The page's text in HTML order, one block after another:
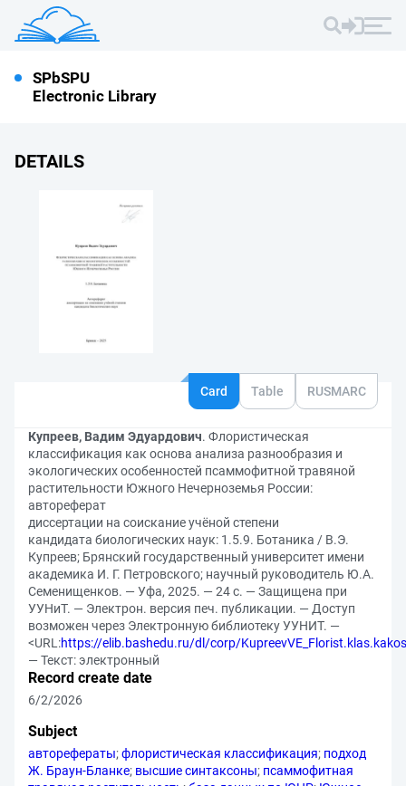
SPbSPU
Electronic Library
DETAILS
Card Table RUSMARC
Купреев, Вадим Эдуардович. Флористическая
классификация как основа анализа разнообразия и
экологических особенностей псаммофитной травяной
растительности Южного Нечерноземья России:
автореферат
диссертации на соискание учёной степени
кандидата биологических наук: 1.5.9. Ботаника / В.Э.
Купреев; Брянский государственный университет имени
академика И. Г. Петровского; научный руководитель Ю.А.
Семенищенков. — Уфа, 2025. — 24 с. — Защищена при
УУНиТ. — Электрон. версия печ. публикации. — Доступ
возможен через Электронную библиотеку УУНИТ. —
<URL:https://elib.bashedu.ru/dl/corp/
— Текст: электронный
Record create date
6/2/2026
Subject
авторефераты;флористическая классификация; подход
Ж. Браун-Бланке; высшие синтаксоны; псаммофитная